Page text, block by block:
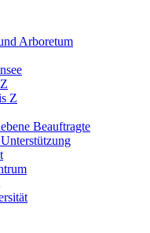
Arboretum
Z
Beauftragte